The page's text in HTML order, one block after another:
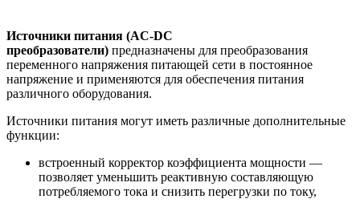
Источники питания (AC-DC
преобразователи) предназначены для преобразования
переменного напряжения питающей сети в постоянное
напряжение и применяются для обеспечения питания
различного оборудования.
Источники питания могут иметь различные дополнительные
функции:
встроенный корректор коэффициента мощности —
позволяет уменьшить реактивную составляющую
потребляемого тока и снизить перегрузки по току,